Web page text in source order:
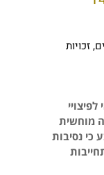
,זכויות
מוחשית
כי נסיבות